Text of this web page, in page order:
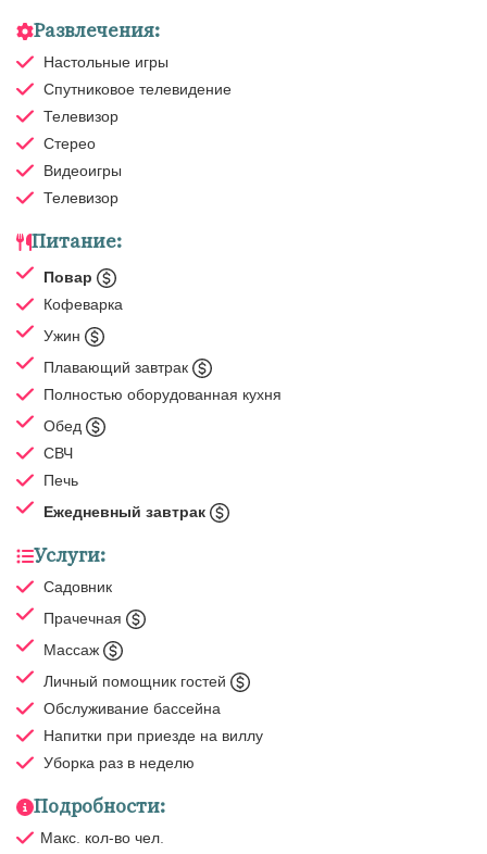
Развлечения:
Настольные игры
Спутниковое телевидение
Телевизор
Стерео
Видеоигры
Телевизор
Питание:
Повар
Кофеварка
Ужин
Плавающий завтрак
Полностью оборудованная кухня
Обед
СВЧ
Печь
Ежедневный завтрак
Услуги:
Садовник
Прачечная
Массаж
Личный помощник гостей
Обслуживание бассейна
Напитки при приезде на виллу
Уборка раз в неделю
Подробности:
Макс. кол-во чел.